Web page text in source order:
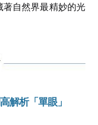
自然界最精妙的光
解析「單眼」